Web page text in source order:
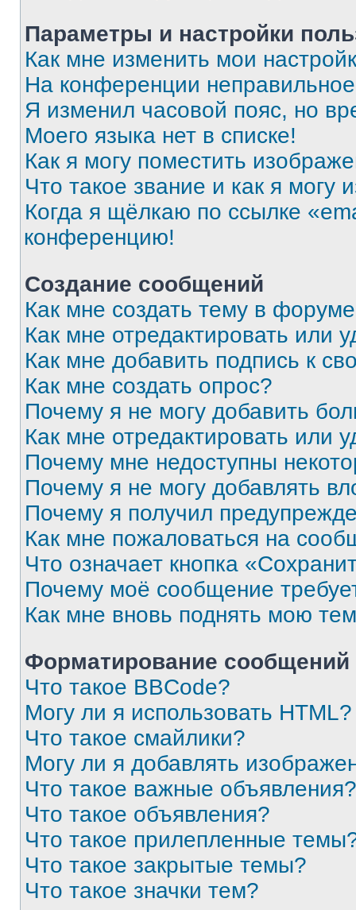
Параметры и настройки
Как мне изменить мои
На конференции
Я изменил часовой пояс, но
Моего языка нет в списке!
Как я могу поместить
Что такое звание и как я могу
Когда я щёлкаю по ссылке
конференцию!
Создание сообщений
Как мне создать тему в
Как мне отредактировать или
Как мне добавить подпись к
Как мне создать опрос?
Почему я не могу добавить
Как мне отредактировать или
Почему мне недоступны
Почему я не могу добавлять
Почему я получил
Как мне пожаловаться на
Что означает кнопка
Почему моё сообщение
Как мне вновь поднять мою
Форматирование
Что такое BBCode?
Могу ли я использовать HTML?
Что такое смайлики?
Могу ли я добавлять
Что такое важные объявления?
Что такое объявления?
Что такое прилепленные
Что такое закрытые темы?
Что такое значки тем?